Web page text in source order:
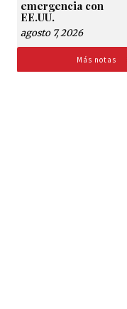
emergencia con
EE.UU.
agosto 7, 2026
Más notas